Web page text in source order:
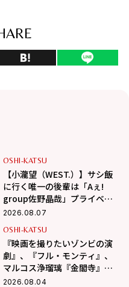
OSHI-KATSU
【小瀧望（WEST.）】サシ飯
に行く唯一の後輩は「Aぇ!
group佐野晶哉」プライベー
トな交友録を告白
2026.08.07
OSHI-KATSU
『映画を撮りたいゾンビの演
劇』、『フル・モンティ』、
マルコス浄瑠璃『金閣寺』
【伊達なつめさんの一押しス
2026.08.04